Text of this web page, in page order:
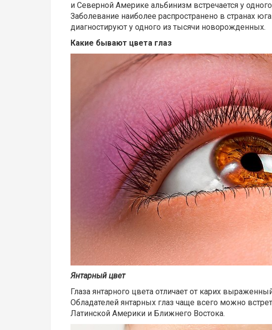
и Северной Америке альбинизм встречается у
Заболевание наиболее распространено в странах
диагностируют у одного из тысячи новорожденных.
Какие бывают цвета глаз
Янтарный цвет
Глаза янтарного цвета отличает от карих
Обладателей янтарных глаз чаще всего можно
Латинской Америки и Ближнего Востока.